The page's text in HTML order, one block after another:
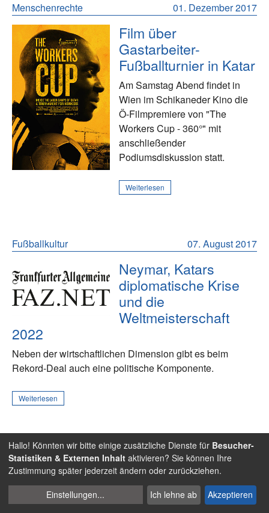
01. Dezember 2017
Menschenrechte
Film über
Gastarbeiter-
Fußballturnier in Katar
Am Samstag Abend findet in
Wien im Schikaneder Kino die
Ö-Filmpremiere von "The
Workers Cup - 360°" mit
anschließender
Podiumsdiskussion statt.
Weiterlesen
07. August 2017
Fußballkultur
Neymar, Katars
diplomatische Krise
und die
Weltmeisterschaft
2022
Neben der wirtschaftlichen Dimension gibt es beim
Rekord-Deal auch eine politische Komponente.
Weiterlesen
18. Januar 2017
Menschenrechte
"Die Fifa hätte die WM
niemals nach Katar
Cookies
verwalten
Hallo! Könnten wir bitte einige zusätzliche Dienste für Besucher-
Statistiken & Externen Inhalt aktivieren? Sie können Ihre
Zustimmung später jederzeit ändern oder zurückziehen.
Einstellungen... Ich lehne ab Akzeptieren